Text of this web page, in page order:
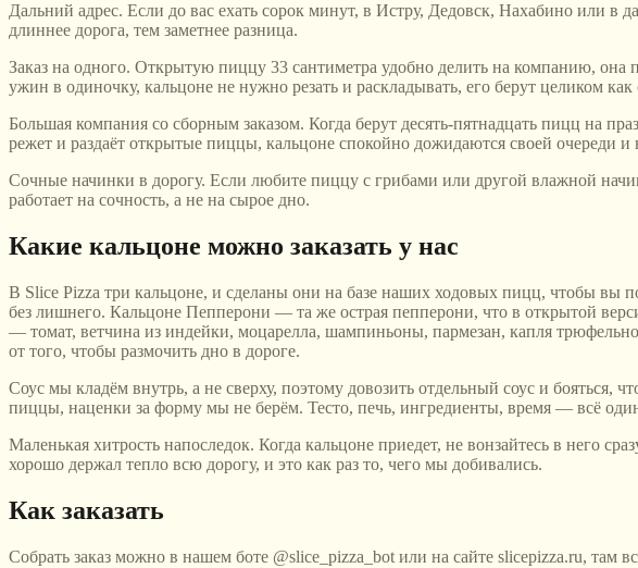
Дальний адрес. Если до вас ехать сорок минут, в Истру, Дедовск, Нахабино или
длиннее дорога, тем заметнее разница.
Заказ на одного. Открытую пиццу 33 сантиметра удобно делить на компанию,
ужин в одиночку, кальцоне не нужно резать и раскладывать, его берут целиком
Большая компания со сборным заказом. Когда берут десять-пятнадцать пицц на
режет и раздаёт открытые пиццы, кальцоне спокойно дожидаются своей очереди
Сочные начинки в дорогу. Если любите пиццу с грибами или другой влажной
работает на сочность, а не на сырое дно.
Какие кальцоне можно заказать у нас
В Slice Pizza три кальцоне, и сделаны они на базе наших ходовых пицц, чтобы вы
без лишнего. Кальцоне Пепперони — та же острая пепперони, что в открытой
— томат, ветчина из индейки, моцарелла, шампиньоны, пармезан, капля
от того, чтобы размочить дно в дороге.
Соус мы кладём внутрь, а не сверху, поэтому довозить отдельный соус и бояться,
пиццы, наценки за форму мы не берём. Тесто, печь, ингредиенты, время — всё
Маленькая хитрость напоследок. Когда кальцоне приедет, не вонзайтесь в него
хорошо держал тепло всю дорогу, и это как раз то, чего мы добивались.
Как заказать
Собрать заказ можно в нашем боте @slice_pizza_bot или на сайте slicepizza.ru,